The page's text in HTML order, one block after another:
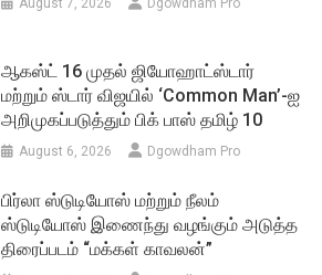
ஆகஸ்ட் 16 முதல் ஜியோஹாட்ஸ்டார்
மற்றும் ஸ்டார் விஜயில் ‘Common Man’-ஐ
அறிமுகப்படுத்தும் பிக் பாஸ் தமிழ் 10
August 6, 2026 Dgowdham Pro
பிர்லா ஸ்டுடியோஸ் மற்றும் நீலம்
ஸ்டுடியோஸ் இணைந்து வழங்கும் அடுத்த
திரைப்படம் “மக்கள் காவலன்”